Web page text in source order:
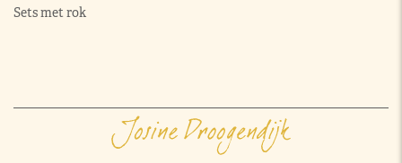
Sets met rok